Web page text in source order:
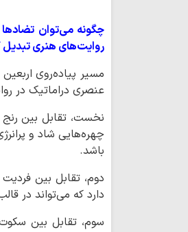
چگونه می‌توان
روایت‌های هنری تبدیل
مسیر پیاده‌روی
عنصری دراماتیک در
نخست، تقابل بین
چهره‌هایی شاد و
باشد.
دوم، تقابل بین
دارد که می‌تواند در
سوم، تقابل بین